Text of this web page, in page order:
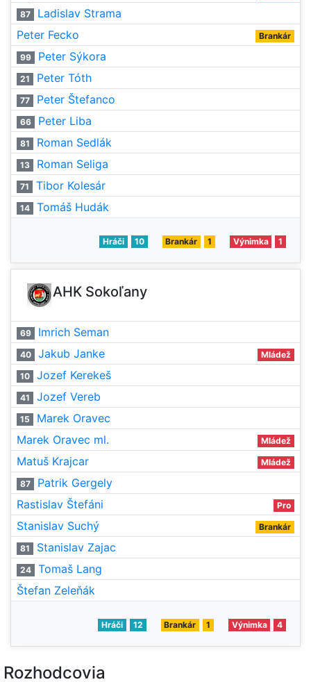
87
Ladislav Strama
Peter Fecko
Brankár
99 Peter Sýkora
21 Peter Tóth
77 Peter Štefanco
66 Peter Liba
81 Roman Sedlák
13 Roman Seliga
71 Tibor Kolesár
14 Tomáš Hudák
Hráči 10 Brankár 1 Výnimka 1
AHK Sokoľany
69 Imrich Seman
40 Jakub Janke Mládež
10 Jozef Kerekeš
41 Jozef Vereb
15
Marek Oravec
Marek Oravec ml.
Mládež
Matuš Krajcar Mládež
87
Patrik Gergely
Rastislav Štefáni
Pro
Stanislav Suchý Brankár
81 Stanislav Zajac
24
Tomaš Lang
Štefan Zeleňák
Hráči 12 Brankár 1 Výnimka 4
Rozhodcovia